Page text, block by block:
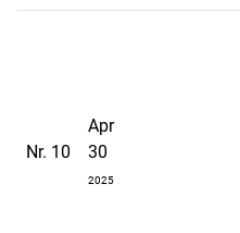
Nr. 10
Apr
30
2025